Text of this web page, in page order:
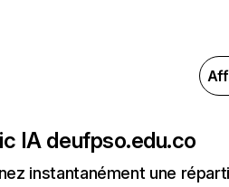
IA deufpso.edu.co
instantanément une